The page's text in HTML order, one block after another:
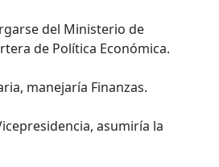
del Ministerio de
de Política Económica.
manejaría Finanzas.
asumiría la